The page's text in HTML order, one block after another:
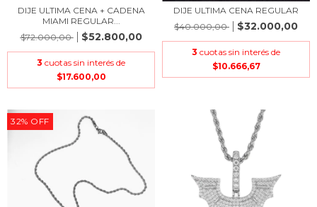
DIJE ULTIMA CENA + CADENA
MIAMI REGULAR...
$72.000,00
$52.800,00
3 cuotas sin interés de
$17.600,00
DIJE ULTIMA CENA REGULAR
$40.000,00
$32.000,00
3 cuotas sin interés de
$10.666,67
32% OFF